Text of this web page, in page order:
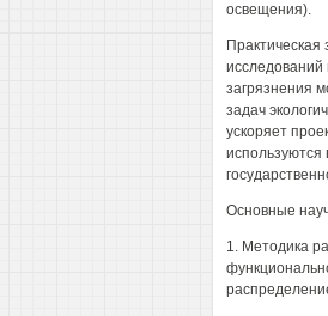
освещения).
исследований
загрязнения
задач
ускоряет
используются
Основные
1. Методика